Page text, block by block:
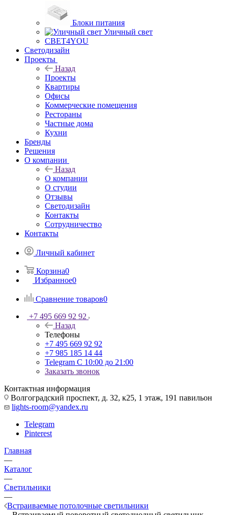
Блоки питания
Уличный свет
СВЕТ4YOU
Светодизайн
Проекты
Назад
Проекты
Квартиры
Офисы
Коммерческие помещения
Рестораны
Частные дома
Кухни
Бренды
Решения
О компании
Назад
О компании
О студии
Отзывы
Светодизайн
Контакты
Сотрудничество
Контакты
Личный кабинет
Корзина0
Избранное0
Сравнение товаров0
+7 495 669 92 92
Назад
Телефоны
+7 495 669 92 92
+7 985 185 14 44
Telegram С 10:00 до 21:00
Заказать звонок
Контактная информация
Волгоградский проспект, д. 32, к25, 1 этаж, 191 павильон
lights-room@yandex.ru
Telegram
Pinterest
Главная
—
Каталог
—
Светильники
—
Встраиваемые потолочные светильники